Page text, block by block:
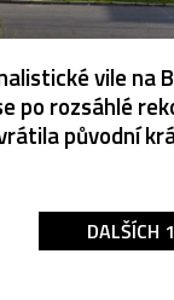
vile na
po rozsáhlé
původní
DALŠÍCH